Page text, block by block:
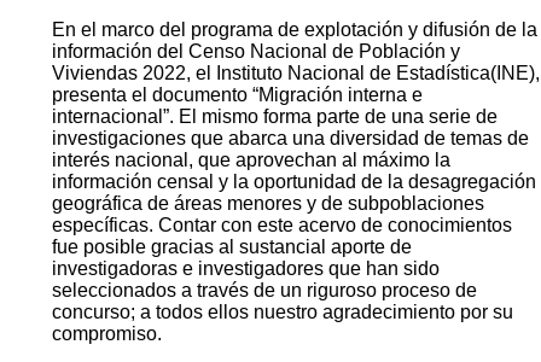
En el marco del programa de explotación y difusión de la
información del Censo Nacional de Población y
Viviendas 2022, el Instituto Nacional de Estadística(INE),
presenta el documento “Migración interna e
internacional”. El mismo forma parte de una serie de
investigaciones que abarca una diversidad de temas de
interés nacional, que aprovechan al máximo la
información censal y la oportunidad de la desagregación
geográfica de áreas menores y de subpoblaciones
específicas. Contar con este acervo de conocimientos
fue posible gracias al sustancial aporte de
investigadoras e investigadores que han sido
seleccionados a través de un riguroso proceso de
concurso; a todos ellos nuestro agradecimiento por su
compromiso.